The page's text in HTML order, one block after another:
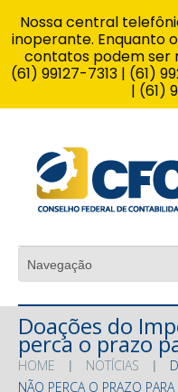
Doações do
perca o prazo
HOME NOTÍCIAS
NÃO PERCA O PRAZO
Nossa central
inoperante. Enquanto
contatos podem ser
(61) 99127-7313 | (61)
| (61)